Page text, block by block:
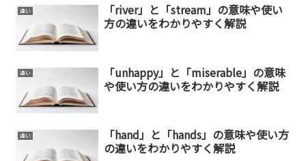
違い
「river」と「stream」の意味や使い
方の違いをわかりやすく解説
違い
「unhappy」と「miserable」の意味
や使い方の違いをわかりやすく解説
違い
「hand」と「hands」の意味や使い方
の違いをわかりやすく解説